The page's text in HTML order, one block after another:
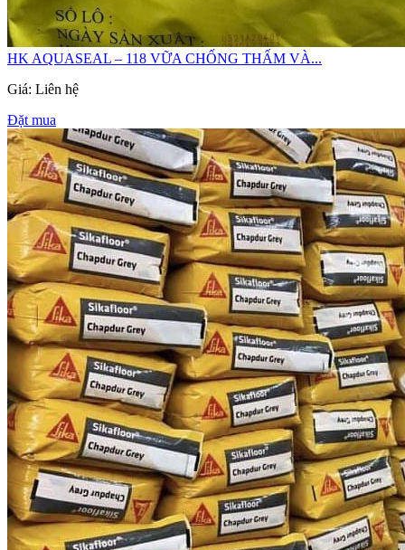
HK AQUASEAL – 118 VỮA CHỐNG THẤM VÀ...
Giá: Liên hệ
Đặt mua